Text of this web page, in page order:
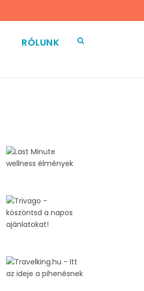
RÓLUNK